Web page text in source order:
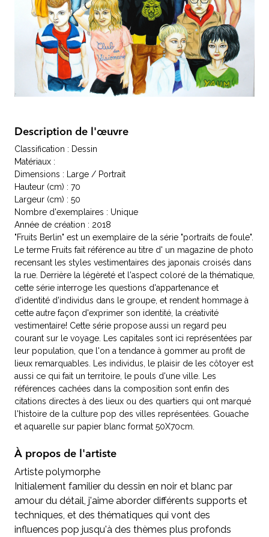
Description de l'œuvre
Classification : Dessin
Matériaux :
Dimensions : Large / Portrait
Hauteur (cm) : 70
Largeur (cm) : 50
Nombre d'exemplaires : Unique
Année de création : 2018
"Fruits Berlin" est un exemplaire de la série "portraits de foule".
Le terme Fruits fait référence au titre d' un magazine de photo
recensant les styles vestimentaires des japonais croisés dans
la rue. Derrière la légèreté et l'aspect coloré de la thématique,
cette série interroge les questions d'appartenance et
d'identité d'individus dans le groupe, et rendent hommage à
cette autre façon d'exprimer son identité, la créativité
vestimentaire! Cette série propose aussi un regard peu
courant sur le voyage. Les capitales sont ici représentées par
leur population, que l'on a tendance à gommer au profit de
lieux remarquables. Les individus, le plaisir de les côtoyer est
aussi ce qui fait un territoire, le pouls d'une ville. Les
références cachées dans la composition sont enfin des
citations directes à des lieux ou des quartiers qui ont marqué
l'histoire de la culture pop des villes représentées. Gouache
et aquarelle sur papier blanc format 50X70cm.
À propos de l'artiste
Artiste polymorphe
Initialement familier du dessin en noir et blanc par
amour du détail, j'aime aborder différents supports et
techniques, et des thématiques qui vont des
influences pop jusqu'à des thèmes plus profonds